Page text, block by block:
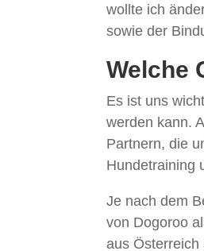
wollte ich
sowie der
Welche
Es ist uns
werden kann.
Partnern, die
Hundetraining
Je nach dem
von Dogoroo
aus Österreich